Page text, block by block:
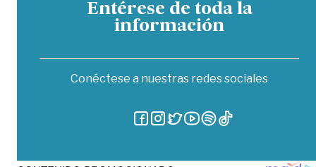
Entérese de toda la
información
Conéctese a nuestras redes sociales